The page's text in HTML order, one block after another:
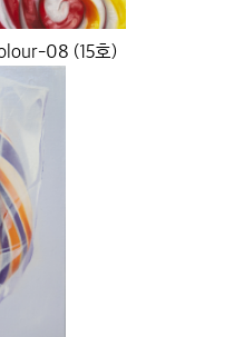
08 (15호)